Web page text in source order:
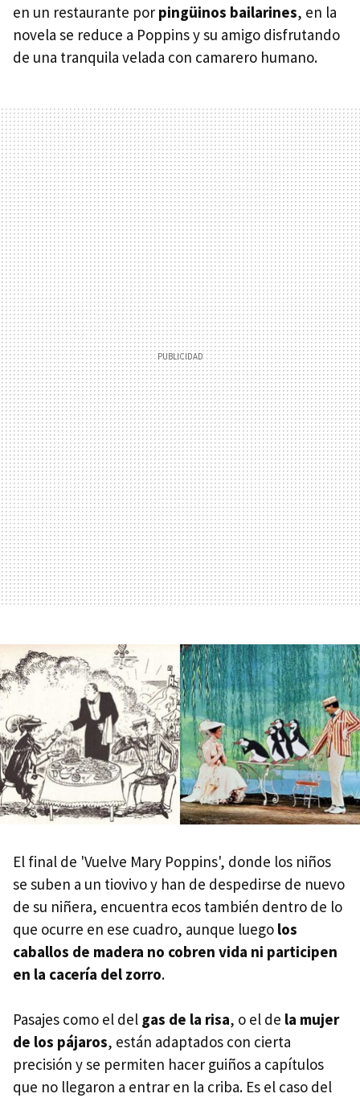
en un restaurante por pingüinos bailarines, en la
novela se reduce a Poppins y su amigo disfrutando
de una tranquila velada con camarero humano.
El final de 'Vuelve Mary Poppins', donde los niños
se suben a un tiovivo y han de despedirse de nuevo
de su niñera, encuentra ecos también dentro de lo
que ocurre en ese cuadro, aunque luego los
caballos de madera no cobren vida ni participen
en la cacería del zorro.
Pasajes como el del gas de la risa, o el de la mujer
de los pájaros, están adaptados con cierta
precisión y se permiten hacer guiños a capítulos
que no llegaron a entrar en la criba. Es el caso del